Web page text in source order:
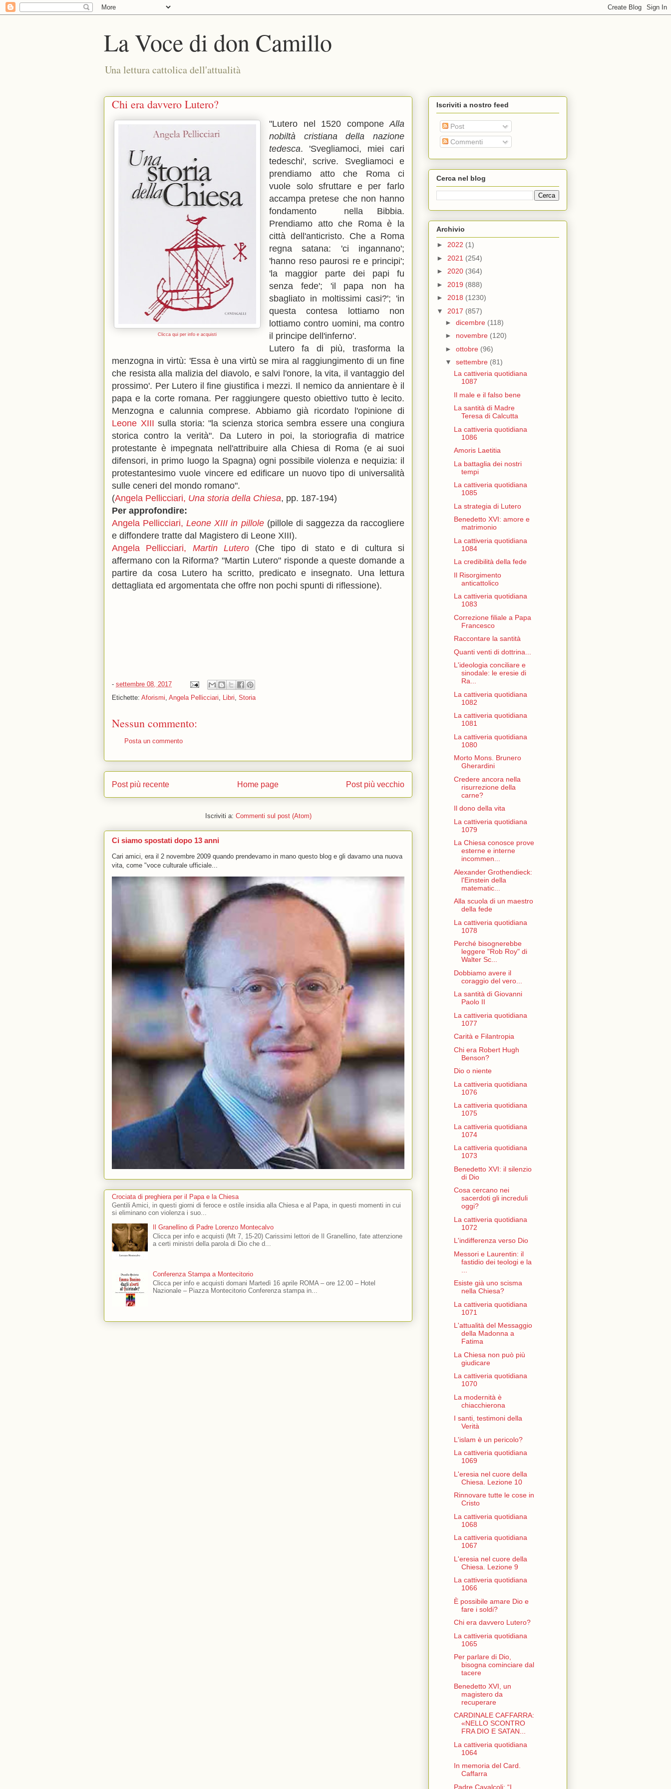
La Voce di don Camillo
Una lettura cattolica dell'attualità
Chi era davvero Lutero?
Clicca qui per info e acquisti
"Lutero nel 1520 componeAlla
nobiltà cristiana della nazione
tedesca. 'Svegliamoci, miei cari
tedeschi', scrive. Svegliamoci e
prendiamo atto che Roma ci
vuole solo sfruttare e per farlo
accampa pretese che non hanno
fondamento nella Bibbia.
Prendiamo atto che Roma è la
città dell'anticristo. Che a Roma
regna satana: 'ci ingannano';
'hanno reso paurosi re e principi';
'la maggior parte dei papi fu
senza fede'; 'il papa non ha
sbagliato in moltissimi casi?'; 'in
questa contesa lottiamo non
lottiamo contro uomini, ma contro
il principe dell'inferno'.
Lutero fa di più, trasforma la
menzogna in virtù: 'Essa è una virtù se mira al raggiungimento di un fine
che resista alla malizia del diavolo, e salvi l'onore, la vita, il vantaggio del
prossimo'. Per Lutero il fine giustifica i mezzi. Il nemico da annientare è il
papa e la corte romana. Per raggiungere questo obiettivo tutto è lecito.
Menzogna e calunnia comprese. Abbiamo già ricordato l'opinione di
Leone XIII sulla storia: "la scienza storica sembra essere una congiura
storica contro la verità". Da Lutero in poi, la storiografia di matrice
protestante è impegnata nell'attribuire alla Chiesa di Roma (e ai suoi
difensori, in primo luogo la Spagna) ogni possibile violenza e nequizia: il
protestantesimo vuole vincere ed edificare un nuovo tipo di universalità
sulle ceneri del mondo romano".
(Angela Pellicciari, Una storia della Chiesa, pp. 187-194)
Per approfondire:
Angela Pellicciari,Leone XIII in pillole(pillole di saggezza da raccogliere
e diffondere tratte dal Magistero di Leone XIII).
Angela Pellicciari, Martin Lutero (Che tipo di stato e di cultura si
affermano con la Riforma? "Martin Lutero" risponde a queste domande a
partire da cosa Lutero ha scritto, predicato e insegnato. Una lettura
dettagliata ed argomentata che offre non pochi spunti di riflessione).
- settembre 08, 2017
Etichette: Aforismi, Angela Pellicciari, Libri, Storia
Nessun commento:
Posta un commento
Post più recente Post più vecchio
Home page
Iscriviti a: Commenti sul post (Atom)
Ci siamo spostati dopo 13 anni
Cari amici, era il 2 novembre 2009 quando prendevamo in mano questo blog e gli davamo una nuova
vita, come "voce culturale ufficiale...
Crociata di preghiera per il Papa e la Chiesa
Gentili Amici, in questi giorni di feroce e ostile insidia alla Chiesa e al Papa, in questi momenti in cui
si eliminano con violenza i suo...
Il Granellino di Padre Lorenzo Montecalvo
Clicca per info e acquisti (Mt 7, 15-20) Carissimi lettori de Il Granellino, fate attenzione
a certi ministri della parola di Dio che d...
Conferenza Stampa a Montecitorio
Clicca per info e acquisti domani Martedì 16 aprile ROMA – ore 12.00 – Hotel
Nazionale – Piazza Montecitorio Conferenza stampa in...
Iscriviti a nostro feed
Post
Commenti
Cerca nel blog
Archivio
► 2022 (1)
► 2021 (254)
► 2020 (364)
► 2019 (888)
► 2018 (1230)
▼ 2017 (857)
► dicembre (118)
► novembre (120)
► ottobre (96)
▼ settembre (81)
La cattiveria quotidiana
1087
Il male e il falso bene
La santità di Madre
Teresa di Calcutta
La cattiveria quotidiana
1086
Amoris Laetitia
La battaglia dei nostri
tempi
La cattiveria quotidiana
1085
La strategia di Lutero
Benedetto XVI: amore e
matrimonio
La cattiveria quotidiana
1084
La credibilità della fede
Il Risorgimento
anticattolico
La cattiveria quotidiana
1083
Correzione filiale a Papa
Francesco
Raccontare la santità
Quanti venti di dottrina...
L'ideologia conciliare e
sinodale: le eresie di
Ra...
La cattiveria quotidiana
1082
La cattiveria quotidiana
1081
La cattiveria quotidiana
1080
Morto Mons. Brunero
Gherardini
Credere ancora nella
risurrezione della
carne?
Il dono della vita
La cattiveria quotidiana
1079
La Chiesa conosce prove
esterne e interne
incommen...
Alexander Grothendieck:
l'Einstein della
matematic...
Alla scuola di un maestro
della fede
La cattiveria quotidiana
1078
Perché bisognerebbe
leggere "Rob Roy" di
Walter Sc...
Dobbiamo avere il
coraggio del vero...
La santità di Giovanni
Paolo II
La cattiveria quotidiana
1077
Carità e Filantropia
Chi era Robert Hugh
Benson?
Dio o niente
La cattiveria quotidiana
1076
La cattiveria quotidiana
1075
La cattiveria quotidiana
1074
La cattiveria quotidiana
1073
Benedetto XVI: il silenzio
di Dio
Cosa cercano nei
sacerdoti gli increduli
oggi?
La cattiveria quotidiana
1072
L'indifferenza verso Dio
Messori e Laurentin: il
fastidio dei teologi e la
Esiste già uno scisma
nella Chiesa?
La cattiveria quotidiana
1071
L'attualità del Messaggio
della Madonna a
Fatima
La Chiesa non può più
giudicare
La cattiveria quotidiana
1070
La modernità è
chiacchierona
I santi, testimoni della
Verità
L'islam è un pericolo?
La cattiveria quotidiana
1069
L'eresia nel cuore della
Chiesa. Lezione 10
Rinnovare tutte le cose in
Cristo
La cattiveria quotidiana
1068
La cattiveria quotidiana
1067
L'eresia nel cuore della
Chiesa. Lezione 9
La cattiveria quotidiana
1066
È possibile amare Dio e
fare i soldi?
Chi era davvero Lutero?
La cattiveria quotidiana
1065
Per parlare di Dio,
bisogna cominciare dal
tacere
Benedetto XVI, un
magistero da
recuperare
CARDINALE CAFFARRA:
«NELLO SCONTRO
FRA DIO E SATAN...
La cattiveria quotidiana
1064
In memoria del Card.
Caffarra
Padre Cavalcoli: “I